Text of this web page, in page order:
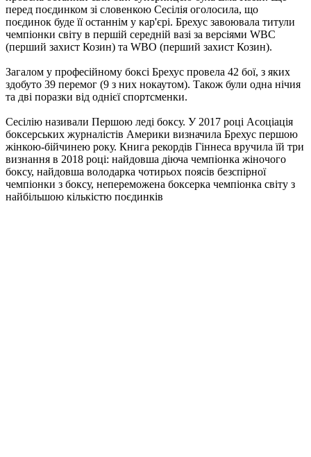
перед поєдинком зі словенкою Сесілія оголосила, що
поєдинок буде її останнім у кар'єрі. Брехус завоювала титули
чемпіонки світу в першій середній вазі за версіями WBC
(перший захист Козин) та WBO (перший захист Козин).
Загалом у професійному боксі Брехус провела 42 бої, з яких
здобуто 39 перемог (9 з них нокаутом). Також були одна нічия
та дві поразки від однієї спортсменки.
Сесілію називали Першою леді боксу. У 2017 році Асоціація
боксерських журналістів Америки визначила Брехус першою
жінкою-бійчинею року. Книга рекордів Гіннеса вручила їй три
визнання в 2018 році: найдовша діюча чемпіонка жіночого
боксу, найдовша володарка чотирьох поясів безспірної
чемпіонки з боксу, непереможена боксерка чемпіонка світу з
найбільшою кількістю поєдинків